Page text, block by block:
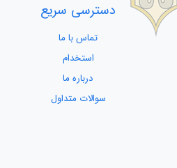
دسترسی سریع
تماس با ما
استخدام
درباره ما
سوالات متداول